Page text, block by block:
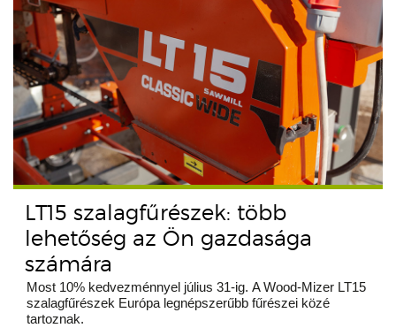
LT15 szalagfűrészek: több
lehetőség az Ön gazdasága
számára
Most 10% kedvezménnyel július 31-ig. A Wood-Mizer LT15
szalagfűrészek Európa legnépszerűbb fűrészei közé
tartoznak.